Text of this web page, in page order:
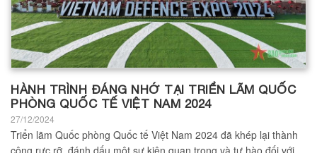
HÀNH TRÌNH ĐÁNG NHỚ TẠI TRIỂN LÃM QUỐC
PHÒNG QUỐC TẾ VIỆT NAM 2024
27/12/2024
Triển lãm Quốc phòng Quốc tế Việt Nam 2024 đã khép lại thành
công rực rỡ, đánh dấu một sự kiện quan trọng và tự hào đối với